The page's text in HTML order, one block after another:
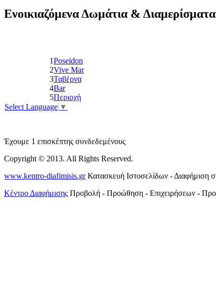
Ενοικιαζόμενα Δωμάτια &
1Poseidon
2Vive Mar
3Ταβέρνα
4Bar
5Περιοχή
Select Language ▼
Έχουμε 1 επισκέπτης συνδεδεμένους
Copyright © 2013. All Rights Reserved.
www.kentro-diafimisis.grΚατασκευή Ιστοσελίδων - Διαφήμιση
Κέντρο Διαφήμισης Προβολή - Προώθηση - Επιχειρήσεων -